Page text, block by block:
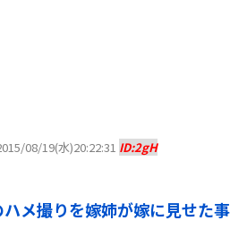
08/19(水)20:22:31 ID:2gH
メ撮りを嫁姉が嫁に見せた事